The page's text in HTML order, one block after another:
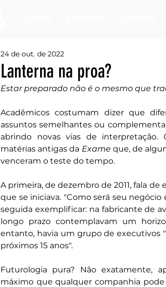
Lanterna na proa?
24 de out. de 2022
Estar preparado não é o mesmo que
Acadêmicos costumam dizer que
assuntos semelhantes ou
abrindo novas vias de interpretação.
matérias antigas da Exame que, de
venceram o teste do tempo.
A primeira, de dezembro de 2011, fala
que se iniciava. "Como será seu
seguida exemplificar: na fabricante de
longo prazo contemplavam um
entanto, havia um grupo de executivos
próximos 15 anos".
Futurologia pura? Não exatamente,
máximo que qualquer companhia pode